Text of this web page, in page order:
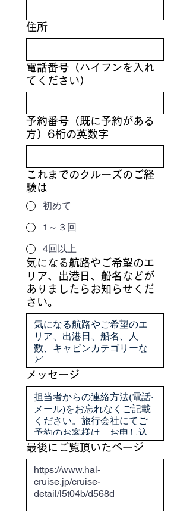
住所
電話番号（ハイフンを入れ
てください）
予約番号（既に予約がある
方）6桁の英数字
これまでのクルーズのご経
験は
初めて
1～３回
4回以上
気になる航路やご希望のエ
リア、出港日、船名などが
ありましたらお知らせくだ
さい。
メッセージ
最後にご覧頂いたページ